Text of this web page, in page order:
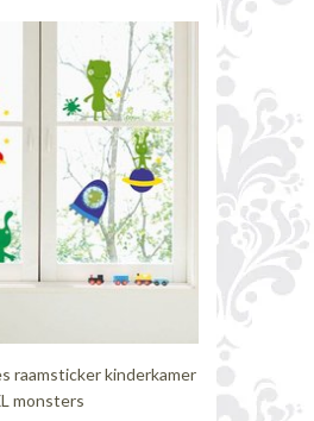
raamsticker kinderkamer
monsters